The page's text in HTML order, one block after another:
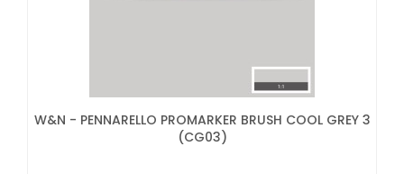
W&N - PENNARELLO PROMARKER BRUSH COOL GREY 3
(CG03)